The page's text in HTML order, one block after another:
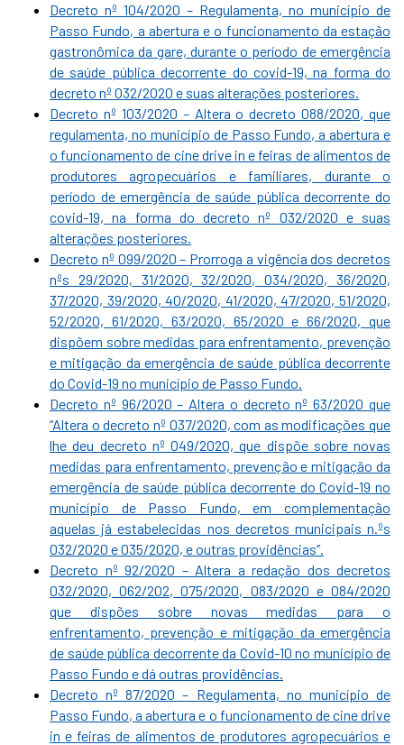
Decreto nº 104/2020 – Regulamenta, no município de
Passo Fundo, a abertura e o funcionamento da estação
gastronômica da gare, durante o período de emergência
de saúde pública decorrente do covid-19, na forma do
decreto nº 032/2020 e suas alterações posteriores.
Decreto nº 103/2020 – Altera o decreto 088/2020, que
regulamenta, no município de Passo Fundo, a abertura e
o funcionamento de cine drive in e feiras de alimentos de
produtores agropecuários e familiares, durante o
período de emergência de saúde pública decorrente do
covid-19, na forma do decreto nº 032/2020 e suas
alterações posteriores.
Decreto nº 099/2020 – Prorroga a vigência dos decretos
nºs 29/2020, 31/2020, 32/2020, 034/2020, 36/2020,
37/2020, 39/2020, 40/2020, 41/2020, 47/2020, 51/2020,
52/2020, 61/2020, 63/2020, 65/2020 e 66/2020, que
dispõem sobre medidas para enfrentamento, prevenção
e mitigação da emergência de saúde pública decorrente
do Covid-19 no município de Passo Fundo.
Decreto nº 96/2020 – Altera o decreto nº 63/2020 que
“Altera o decreto nº 037/2020, com as modificações que
lhe deu decreto nº 049/2020, que dispõe sobre novas
medidas para enfrentamento, prevenção e mitigação da
emergência de saúde pública decorrente do Covid-19 no
município de Passo Fundo, em complementação
aquelas já estabelecidas nos decretos municipais n.ºs
032/2020 e 035/2020, e outras providências”.
Decreto nº 92/2020 – Altera a redação dos decretos
032/2020, 062/202, 075/2020, 083/2020 e 084/2020
que dispões sobre novas medidas para o
enfrentamento, prevenção e mitigação da emergência
de saúde pública decorrente da Covid-10 no município de
Passo Fundo e dá outras providências.
Decreto nº 87/2020 – Regulamenta, no município de
Passo Fundo, a abertura e o funcionamento de cine drive
in e feiras de alimentos de produtores agropecuários e